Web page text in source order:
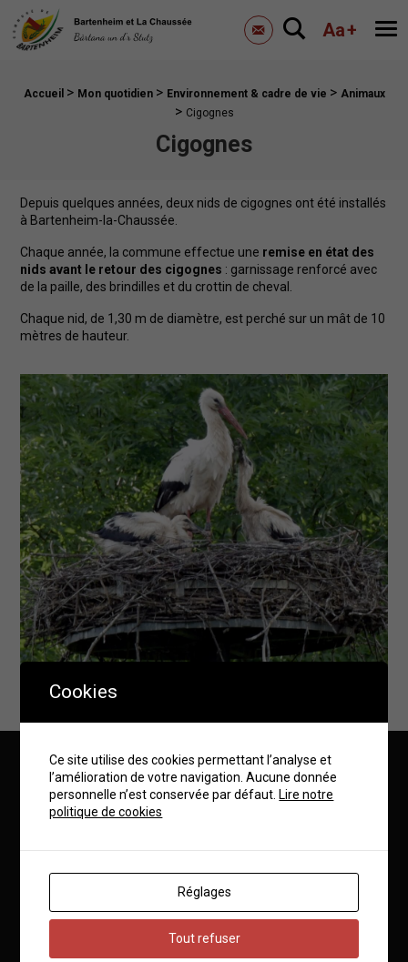
Mairie de Bartenheim
Contactez-nous
Aa+
Fil d'Ariane :
Accueil > Mon quotidien > Environnement & cadre de vie > Animaux
> Cigognes
Cigognes
Depuis quelques années, deux nids de cigognes ont été installés
à Bartenheim-la-Chaussée.
Chaque année, la commune effectue une remise en état des
nids avant le retour des cigognes : garnissage renforcé avec
de la paille, des brindilles et du crottin de cheval.
Chaque nid, de 1,30 m de diamètre, est perché sur un mât de 10
mètres de hauteur.
Une cigogne de retour au nid en train de nourrir ses petits.
Mairie de Bartenheim
Cookies
Ce site utilise des cookies permettant l’analyse et
l’amélioration de votre navigation. Aucune donnée
personnelle n’est conservée par défaut. Lire notre
politique de cookies
Réglages
Tout refuser